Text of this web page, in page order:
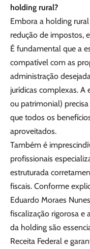
holding rural?
Embora a holding
redução de impostos,
É fundamental que a
compatível com as
administração
jurídicas complexas.
ou patrimonial)
que todos os
aproveitados.
Também é
profissionais
estruturada
fiscais. Conforme
Eduardo Moraes
fiscalização rigorosa e
da holding são
Receita Federal e